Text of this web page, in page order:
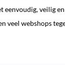
eenvoudig, veilig
veel webshops